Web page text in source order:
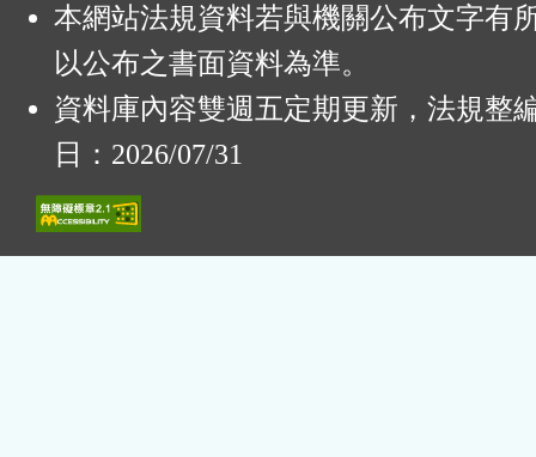
本網站法規資料若與機關公布文字有
以公布之書面資料為準。
資料庫內容雙週五定期更新，法規整
日：2026/07/31